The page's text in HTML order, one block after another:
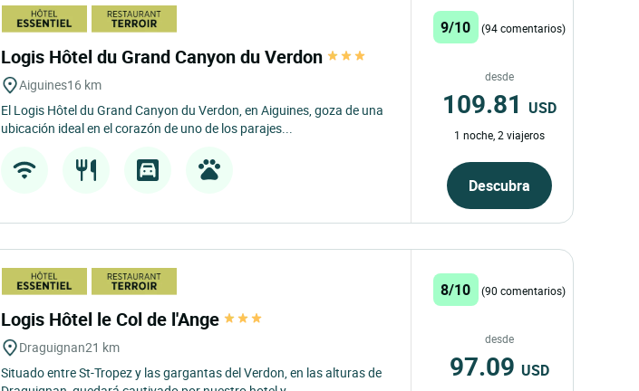
Logis Hôtel du Grand Canyon du Verdon
Aiguines16 km
El Logis Hôtel du Grand Canyon du Verdon, en Aiguines, goza de una
ubicación ideal en el corazón de uno de los parajes...
9/10 (94 comentarios)
desde
109.81 USD
1 noche, 2 viajeros
Descubra
Logis Hôtel le Col de l'Ange
Draguignan21 km
Situado entre St-Tropez y las gargantas del Verdon, en las alturas de
8/10 (90 comentarios)
desde
97.09 USD